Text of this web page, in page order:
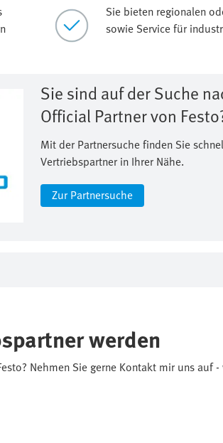
Sie bieten regionalen
sowie Service für
Sie sind auf der Suche
Official Partner von
Mit der Partnersuche finden Sie
Vertriebspartner in Ihrer Nähe.
Zur Partnersuche
werden
Nehmen Sie gerne Kontakt mir uns auf